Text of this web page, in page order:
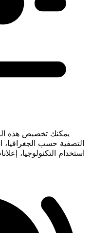
يمكنك تخصيص هذه
التصفية حسب الجغرافيا،
استخدام التكنولوجيا،